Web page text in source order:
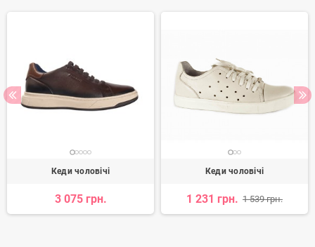
Кеди чоловічі
3 075 грн.
Кеди чоловічі
1 231 грн. 1 539 грн.